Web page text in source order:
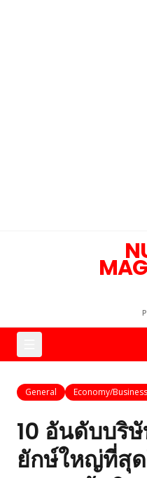
General Economy/Business
10 อันดับบริ
ยักษ์ใหญ่ที่สุ